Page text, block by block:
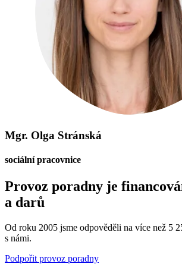
Mgr. Olga Stránská
sociální pracovnice
Provoz poradny je
a darů
Od roku 2005 jsme odpověděli na více než 5
s námi.
Podpořit provoz poradny